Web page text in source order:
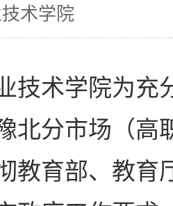
术学院
技术学院为充
北分市场（高
教育部、教育